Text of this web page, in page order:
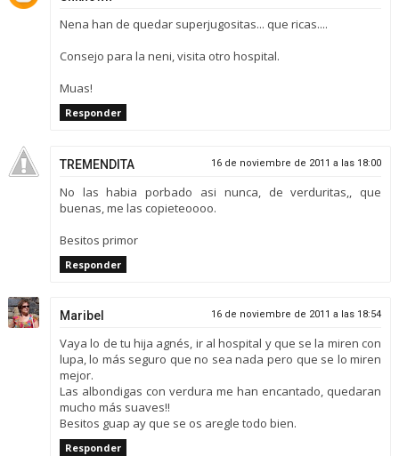
Nena han de quedar superjugositas... que ricas....
Consejo para la neni, visita otro hospital.
Muas!
Responder
TREMENDITA 16 de noviembre de 2011 a las 18:00
No las habia porbado asi nunca, de verduritas,, que
buenas, me las copieteoooo.
Besitos primor
Responder
Maribel 16 de noviembre de 2011 a las 18:54
Vaya lo de tu hija agnés, ir al hospital y que se la miren con
lupa, lo más seguro que no sea nada pero que se lo miren
mejor.
Las albondigas con verdura me han encantado, quedaran
mucho más suaves!!
Besitos guap ay que se os aregle todo bien.
Responder